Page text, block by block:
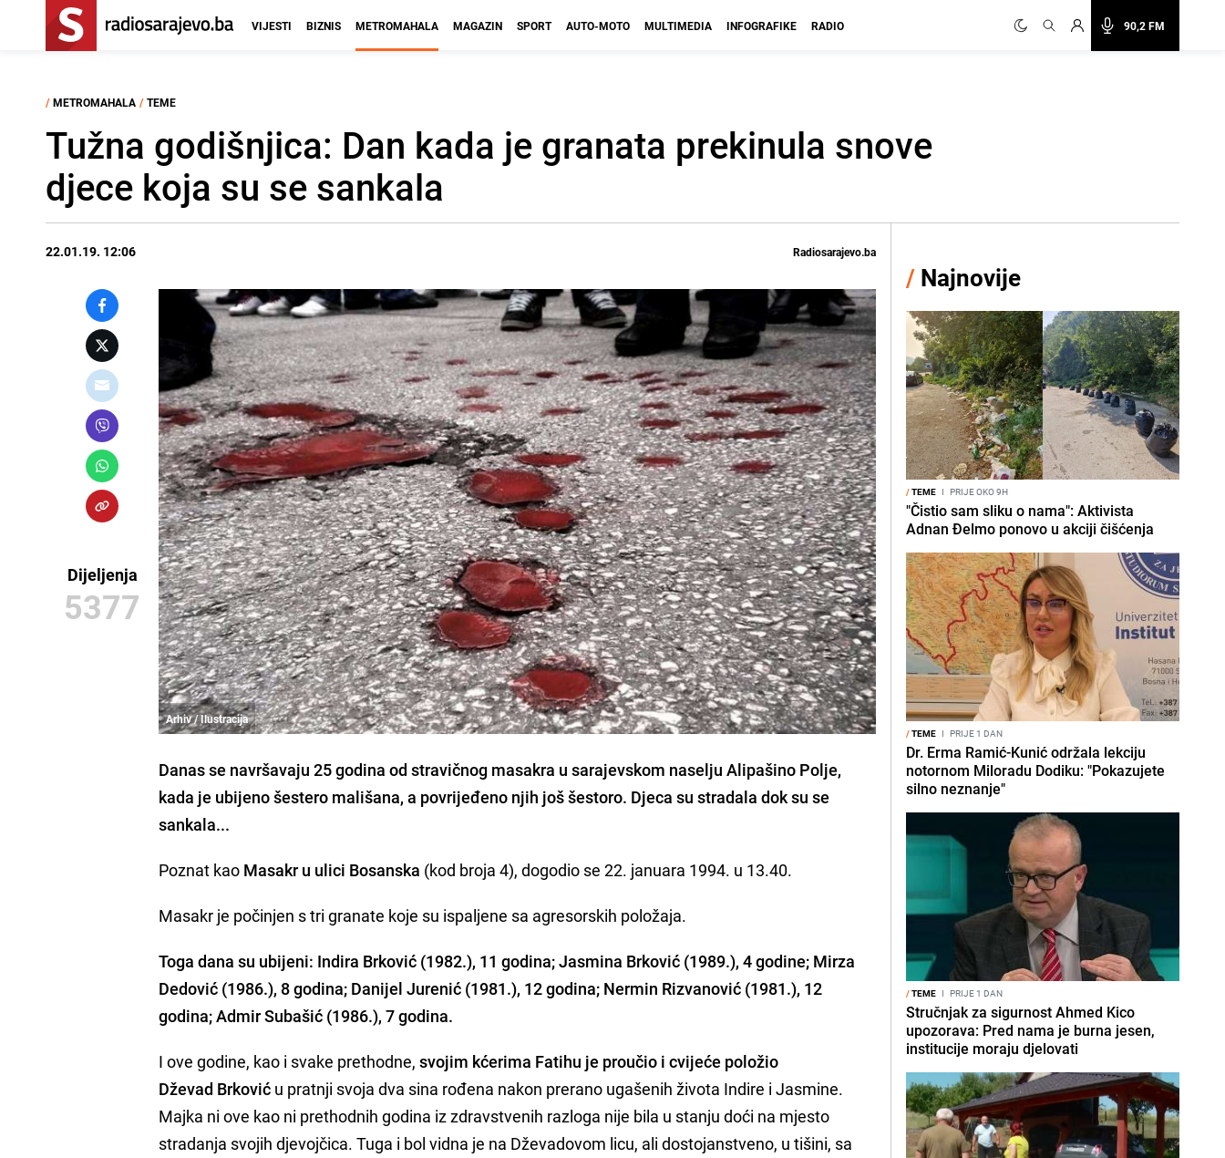
90,2 FM
VIJESTI BIZNIS METROMAHALA MAGAZIN SPORT AUTO-MOTO MULTIMEDIA INFOGRAFIKE RADIO
/ METROMAHALA / TEME
Tužna godišnjica: Dan kada je granata prekinula snove
djece koja su se sankala
22.01.19. 12:06 Radiosarajevo.ba
Dijeljenja
5377
Arhiv / Ilustracija
Danas se navršavaju 25 godina od stravičnog masakra u sarajevskom naselju Alipašino Polje,
kada je ubijeno šestero mališana, a povrijeđeno njih još šestoro. Djeca su stradala dok su se
sankala...
Poznat kao Masakr u ulici Bosanska (kod broja 4), dogodio se 22. januara 1994. u 13.40.
Masakr je počinjen s tri granate koje su ispaljene sa agresorskih položaja.
Toga dana su ubijeni: Indira Brković (1982.), 11 godina; Jasmina Brković (1989.), 4 godine; Mirza
Dedović (1986.), 8 godina; Danijel Jurenić (1981.), 12 godina; Nermin Rizvanović (1981.), 12
godina; Admir Subašić (1986.), 7 godina.
I ove godine, kao i svake prethodne,svojim kćerima Fatihu je proučio i cvijeće položio
Dževad Brković u pratnji svoja dva sina rođena nakon prerano ugašenih života Indire i Jasmine.
Majka ni ove kao ni prethodnih godina iz zdravstvenih razloga nije bila u stanju doći na mjesto
stradanja svojih djevojčica. Tuga i bol vidna je na Dževadovom licu, ali dostojanstveno, u tišini, sa
/ Najnovije
/TEME I PRIJE OKO 9H
"Čistio sam sliku o nama": Aktivista
Adnan Đelmo ponovo u akciji čišćenja
/TEME I PRIJE 1 DAN
Dr. Erma Ramić-Kunić održala lekciju
notornom Miloradu Dodiku: "Pokazujete
silno neznanje"
/TEME I PRIJE 1 DAN
Stručnjak za sigurnost Ahmed Kico
upozorava: Pred nama je burna jesen,
institucije moraju djelovati